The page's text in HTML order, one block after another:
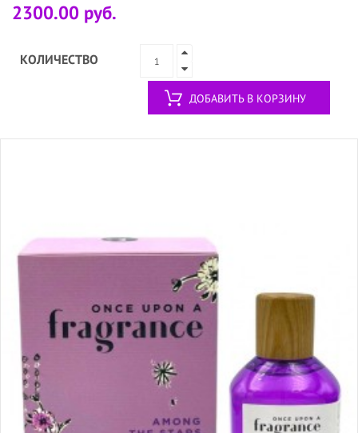
2300.00 руб.
КОЛИЧЕСТВО
ДОБАВИТЬ В КОРЗИНУ